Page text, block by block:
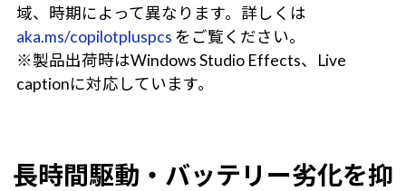
域、時期によって異なります。詳しくは
aka.ms/copilotpluspcs をご覧ください。
※製品出荷時はWindows Studio Effects、Live
captionに対応しています。
長時間駆動・バッテリー劣化を抑